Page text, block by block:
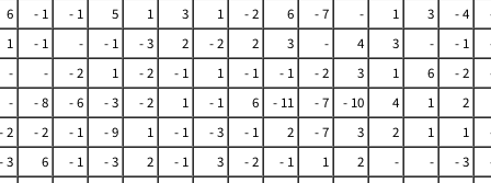
6 - 1 - 1 5 1 3 1 - 2 6 - 7 - 1 3 - 4
1 - 1 - - 1 - 3 2 - 2 2 3 - 4 3 - - 1
- - - 2 1 - 2 - 1 1 - 1 - 1 - 2 3 1 6 - 2
- - 8 - 6 - 3 - 2 1 - 1 6 - 11 - 7 - 10 4 1
2
- 2 - 2 - 1 - 9 1 - 1 - 3 - 1 2 - 7 3 2 1 1
- 3 6 - 1 - 3 2 - 1 3 - 2 - 1 1 2 - - - 3